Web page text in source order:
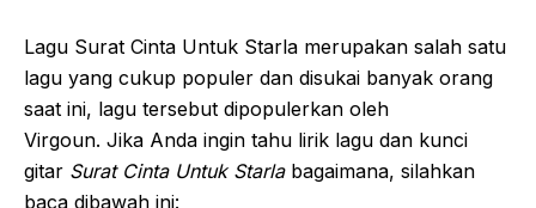
Lagu Surat Cinta Untuk Starla merupakan salah satu
lagu yang cukup populer dan disukai banyak orang
saat ini, lagu tersebut dipopulerkan oleh
Virgoun. Jika Anda ingin tahu lirik lagu dan kunci
gitar Surat Cinta Untuk Starlabagaimana, silahkan
baca dibawah ini: